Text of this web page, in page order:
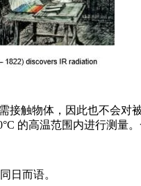
触物体，因此也不会
的高温范围内进行测量
日而语。